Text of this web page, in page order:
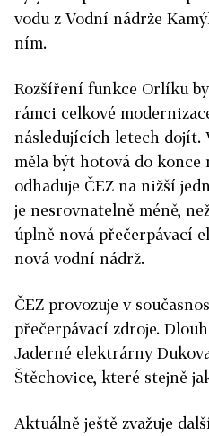
vodu z Vodní nádrže
ním.
Rozšíření funkce Orlíku
rámci celkové
následujících letech dojít.
měla být hotová do konce
odhaduje ČEZ na nižší
je nesrovnatelně méně,
úplně nová přečerpávací
nová vodní nádrž.
ČEZ provozuje v
přečerpávací zdroje.
Jaderné elektrárny
Štěchovice, které stejně
Aktuálně ještě zvažuje